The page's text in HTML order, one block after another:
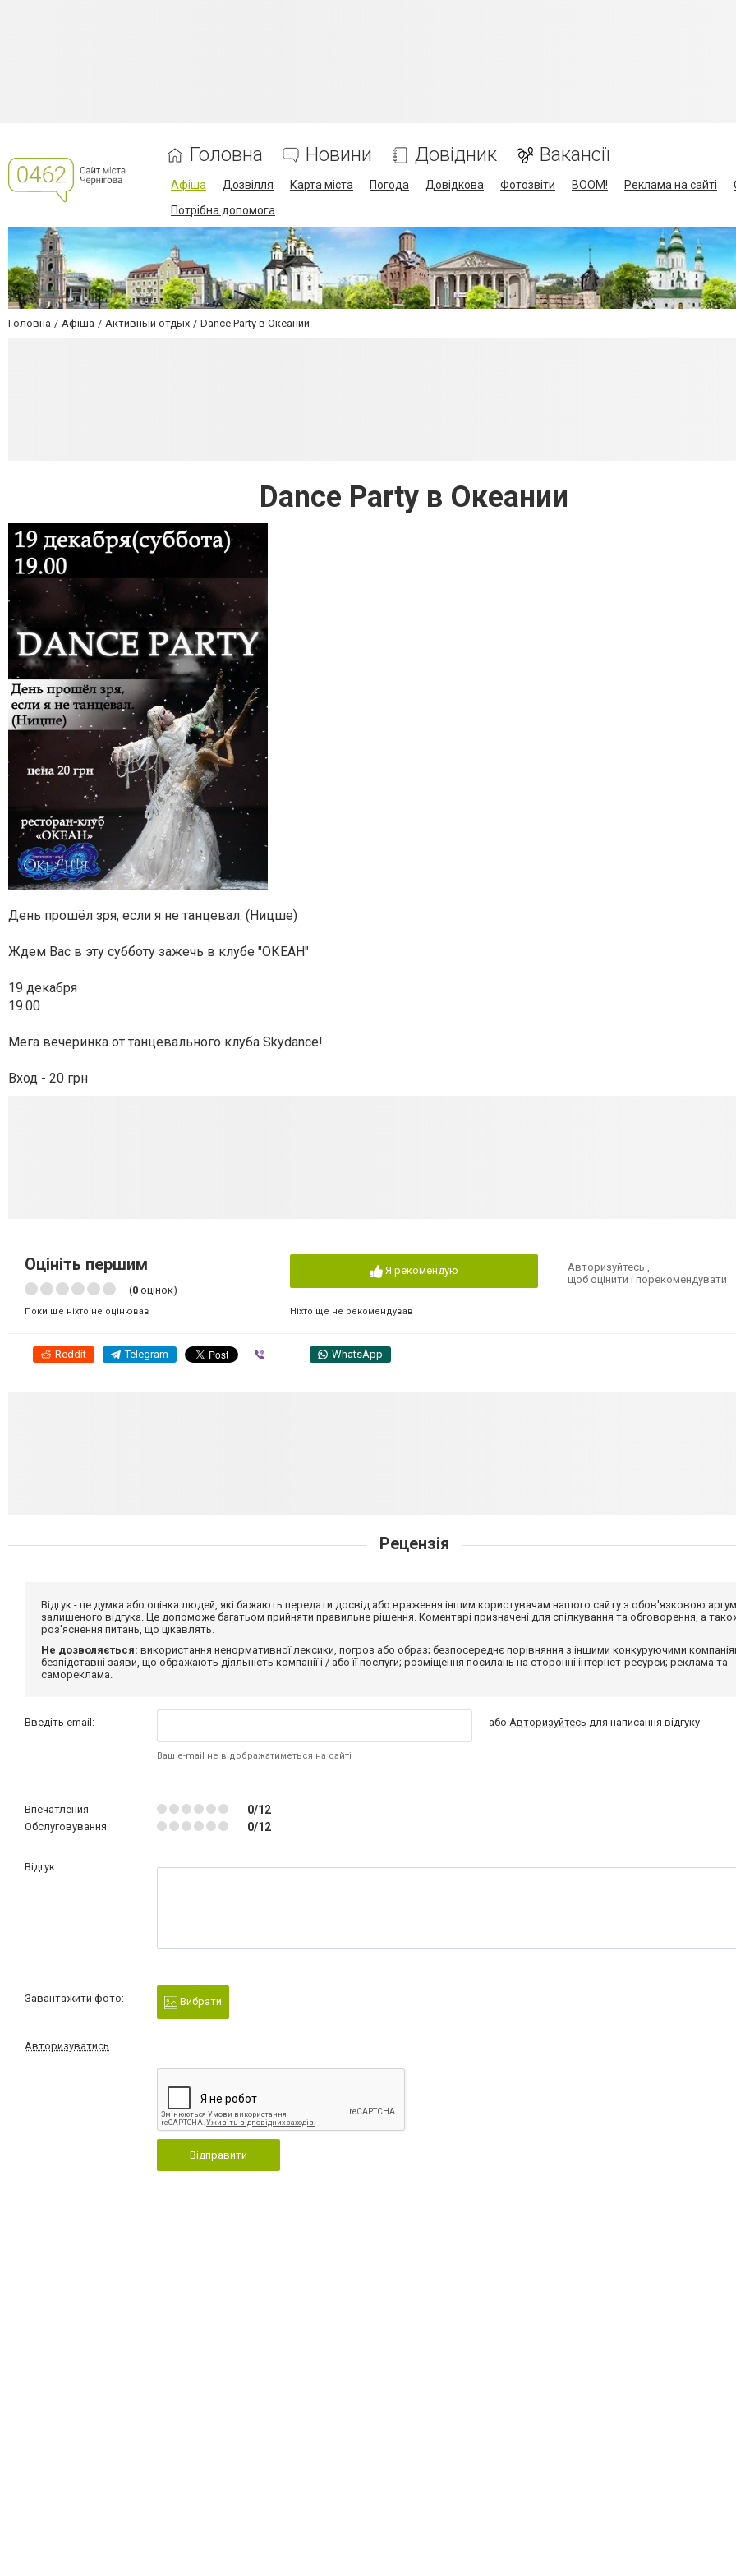
Головна Новини Довідник Вакансії
Афіша Дозвілля Карта міста Погода Довідкова Фотозвіти BOOM! Реклама на сайті
Потрібна допомога
Головна Афіша Активный отдых Dance Party в Океании
Dance Party в Океании
День прошёл зря, если я не танцевал. (Ницше)
Ждем Вас в эту субботу зажечь в клубе "ОКЕАН"
19 декабря
19.00
Мега вечеринка от танцевального клуба Skydance!
Вход - 20 грн
Оцініть першим
(0 оцінок)
Поки ще ніхто не оцінював
Я рекомендую
Ніхто ще не рекомендував
Авторизуйтесь,
щоб оцінити і порекомендувати
Reddit Telegram WhatsApp
Рецензія
Відгук - це думка або оцінка людей, які бажають передати досвід або враження іншим користувачам нашого сайту з обов'язковою
залишеного відгука. Це допоможе багатьом прийняти правильне рішення. Коментарі призначені для спілкування та обговорення, а
роз'яснення питань, що цікавлять.
Не дозволяється: використання ненормативної лексики, погроз або образ; безпосереднє порівняння з іншими конкуруючими
безпідставні заяви, що ображають діяльність компанії і / або її послуги; розміщення посилань на сторонні інтернет-ресурси; реклама та
самореклама.
Введіть email:
Ваш e-mail не відображатиметься на сайті
або Авторизуйтесь для написання відгуку
Впечатления 0/12
Обслуговування 0/12
Відгук:
Завантажити фото: Вибрати
Авторизуватись
Відправити